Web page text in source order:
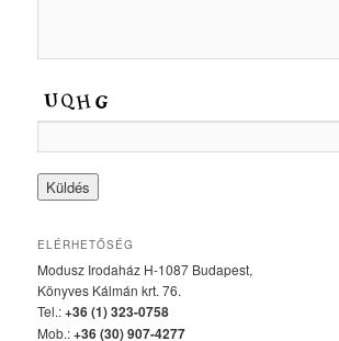
ELÉRHETŐSÉG
Modusz Irodaház H-1087 Budapest,
Könyves Kálmán krt. 76.
Tel.:+36 (1) 323-0758
Mob.:+36 (30) 907-4277